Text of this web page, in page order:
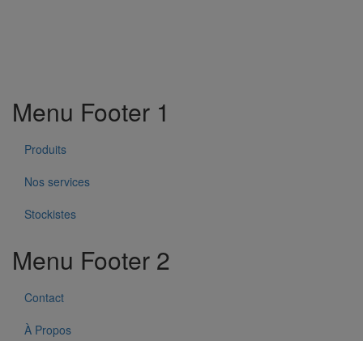
Menu Footer 1
Produits
Nos services
Stockistes
Menu Footer 2
Contact
À Propos